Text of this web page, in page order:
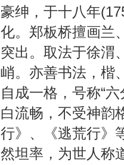
豪绅，于十八年
化。郑板桥擅画兰
突出。取法于徐渭
峭。 亦善书法，楷
自成一格，号称“
白流畅，不受神韵
行》、《逃荒行》
然坦率，为世人称